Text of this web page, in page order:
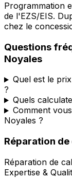
Programmation
de l'EZS/EIS.
chez le
Questions
Noyales
Quel est le
?
Quels
Comment
Noyales ?
Réparation
Réparation de
Expertise &